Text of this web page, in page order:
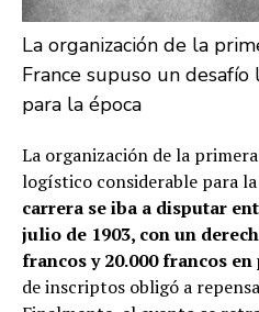
La organización de la
France supuso un
para la época
La organización de la
logístico considerable para
carrera se iba a disputar
julio de 1903, con un
francos y 20.000 francos
de inscriptos obligó a